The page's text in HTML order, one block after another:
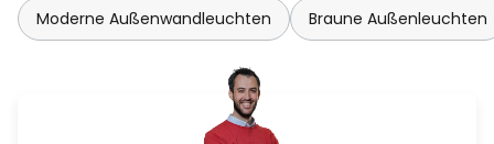
Moderne Außenwandleuchten Braune Außenleuchten